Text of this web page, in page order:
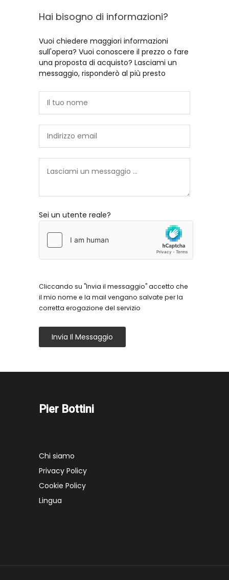
Hai bisogno di informazioni?
Vuoi chiedere maggiori informazioni
sull'opera? Vuoi conoscere il prezzo o fare
una proposta di acquisto? Lasciami un
messaggio, risponderò al più presto
Sei un utente reale?
Cliccando su "Invia il messaggio" accetto che
il mio nome e la mail vengano salvate per la
corretta erogazione del servizio
Invia Il Messaggio
Pier Bottini
Chi siamo
Privacy Policy
Cookie Policy
Lingua